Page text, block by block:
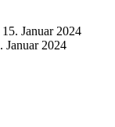
15. Januar 2024
Januar 2024